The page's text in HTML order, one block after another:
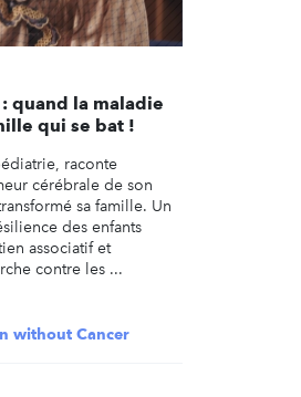
quand la maladie
qui se bat !
raconte
cérébrale de son
sa famille. Un
des enfants
associatif et
contre les ...
without Cancer